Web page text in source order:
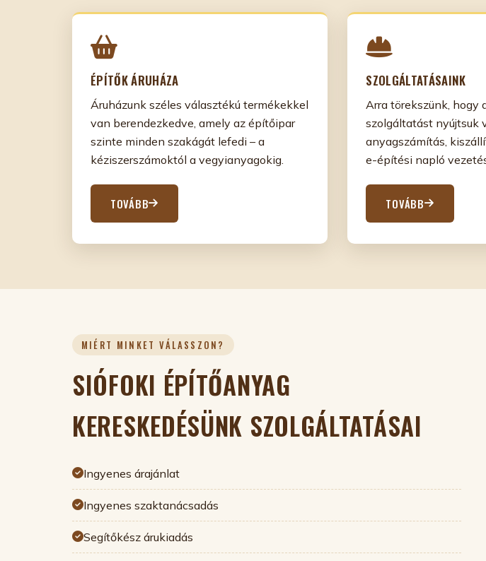
ÉPÍTŐK ÁRUHÁZA
Áruházunk széles választékú termékekkel
van berendezkedve, amely az építőipar
szinte minden szakágát lefedi – a
kéziszerszámoktól a vegyianyagokig.
TOVÁBB
SZOLGÁLTATÁSAINK
Arra törekszünk, hogy
szolgáltatást nyújtsuk
anyagszámítás,
e-építési napló
TOVÁBB
MIÉRT MINKET VÁLASSZON?
SIÓFOKI ÉPÍTŐANYAG
KERESKEDÉSÜNK SZOLGÁLTATÁSAI
Ingyenes árajánlat
Ingyenes szaktanácsadás
Segítőkész árukiadás